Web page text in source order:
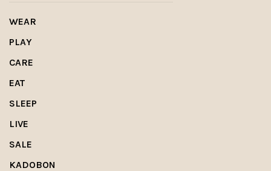
WEAR
PLAY
CARE
EAT
SLEEP
LIVE
SALE
KADOBON